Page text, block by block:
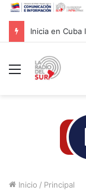
Menú
Inicio / Principal